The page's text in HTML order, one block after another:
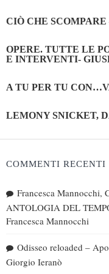
CIÒ CHE
OPERE. TUTTE LE
E INTERVENTI-
A TU PER TU
LEMONY SNICKET,
COMMENTI RECENTI
Francesca Mannocchi,
ANTOLOGIA DEL
Francesca Mannocchi
Odisseo reloaded –
Giorgio Ieranò